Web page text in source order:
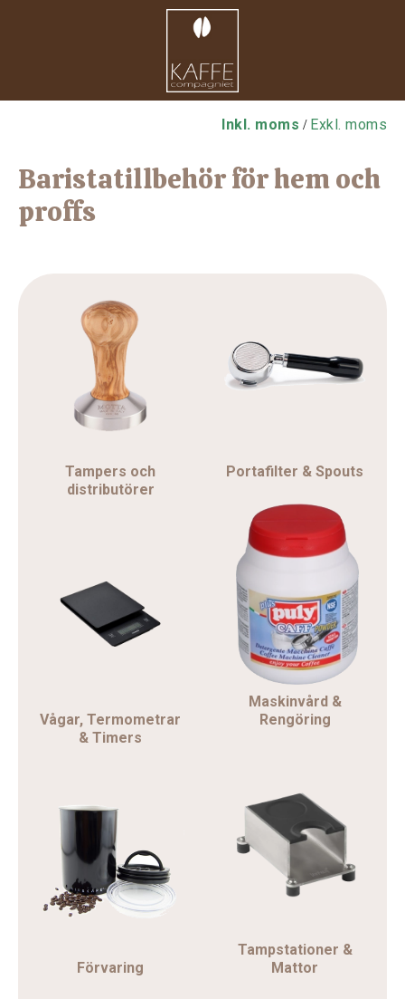
Inkl. moms / Exkl. moms
Baristatillbehör för hem och
proffs
Tampers och
distributörer
Vågar, Termometrar
& Timers
Förvaring
Portafilter & Spouts
Maskinvård &
Rengöring
Tampstationer &
Mattor